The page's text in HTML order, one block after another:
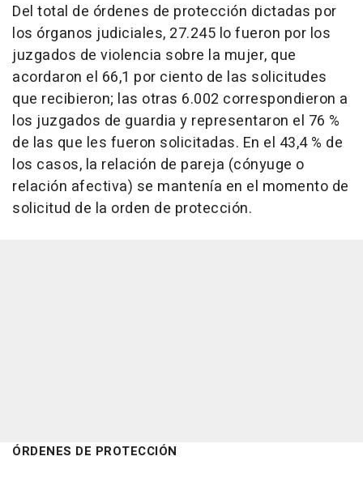
Del total de órdenes de protección dictadas por
los órganos judiciales, 27.245 lo fueron por los
juzgados de violencia sobre la mujer, que
acordaron el 66,1 por ciento de las solicitudes
que recibieron; las otras 6.002 correspondieron a
los juzgados de guardia y representaron el 76 %
de las que les fueron solicitadas. En el 43,4 % de
los casos, la relación de pareja (cónyuge o
relación afectiva) se mantenía en el momento de
solicitud de la orden de protección.
ÓRDENES DE PROTECCIÓN